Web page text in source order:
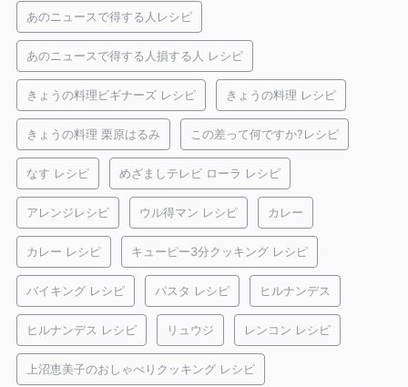
あのニュースで得する人レシピ
あのニュースで得する人損する人 レシピ
きょうの料理ビギナーズ レシピ きょうの料理 レシピ
きょうの料理 栗原はるみ この差って何ですか?レシピ
なす レシピ めざましテレビ ローラ レシピ
アレンジレシピ ウル得マン レシピ カレー
カレー レシピ キューピー3分クッキング レシピ
バイキング レシピ パスタ レシピ ヒルナンデス
ヒルナンデス レシピ リュウジ レンコン レシピ
上沼恵美子のおしゃべりクッキング レシピ